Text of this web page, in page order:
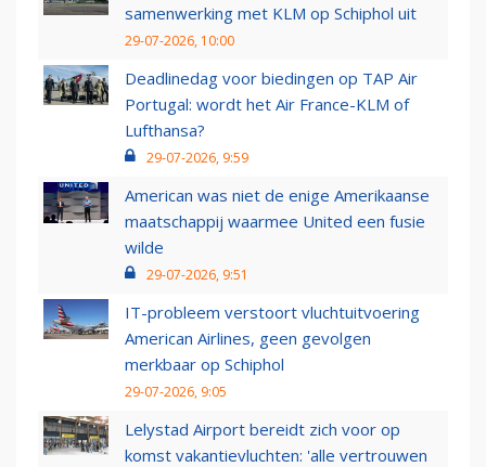
samenwerking met KLM op Schiphol uit
29-07-2026, 10:00
Deadlinedag voor biedingen op TAP Air
Portugal: wordt het Air France-KLM of
Lufthansa?
29-07-2026, 9:59
American was niet de enige Amerikaanse
maatschappij waarmee United een fusie
wilde
29-07-2026, 9:51
IT-probleem verstoort vluchtuitvoering
American Airlines, geen gevolgen
merkbaar op Schiphol
29-07-2026, 9:05
Lelystad Airport bereidt zich voor op
komst vakantievluchten: 'alle vertrouwen